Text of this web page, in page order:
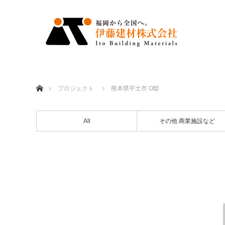
プロジェクト
熊本県宇土市 O邸
All その他 商業施設など